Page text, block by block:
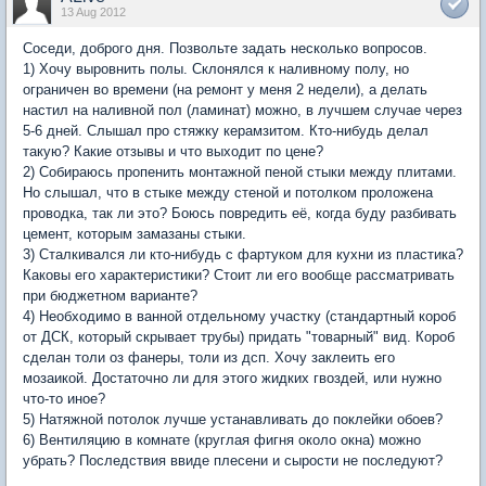
13 Aug 2012
Соседи, доброго дня. Позвольте задать несколько вопросов.
1) Хочу выровнить полы. Склонялся к наливному полу, но
ограничен во времени (на ремонт у меня 2 недели), а делать
настил на наливной пол (ламинат) можно, в лучшем случае через
5-6 дней. Слышал про стяжку керамзитом. Кто-нибудь делал
такую? Какие отзывы и что выходит по цене?
2) Собираюсь пропенить монтажной пеной стыки между плитами.
Но слышал, что в стыке между стеной и потолком проложена
проводка, так ли это? Боюсь повредить её, когда буду разбивать
цемент, которым замазаны стыки.
3) Сталкивался ли кто-нибудь с фартуком для кухни из пластика?
Каковы его характеристики? Стоит ли его вообще рассматривать
при бюджетном варианте?
4) Необходимо в ванной отдельному участку (стандартный короб
от ДСК, который скрывает трубы) придать "товарный" вид. Короб
сделан толи оз фанеры, толи из дсп. Хочу заклеить его
мозаикой. Достаточно ли для этого жидких гвоздей, или нужно
что-то иное?
5) Натяжной потолок лучше устанавливать до поклейки обоев?
6) Вентиляцию в комнате (круглая фигня около окна) можно
убрать? Последствия ввиде плесени и сырости не последуют?